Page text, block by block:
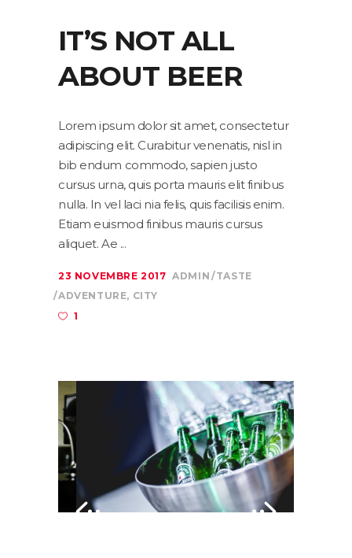
IT’S NOT ALL
ABOUT BEER
Lorem ipsum dolor sit amet, consectetur
adipiscing elit. Curabitur venenatis, nisl in
bib endum commodo, sapien justo
cursus urna, quis porta mauris elit finibus
nulla. In vel laci nia felis, quis facilisis enim.
Etiam euismod finibus mauris cursus
aliquet. Ae
23 NOVEMBRE 2017 ADMIN
TASTE
ADVENTURE, CITY
1